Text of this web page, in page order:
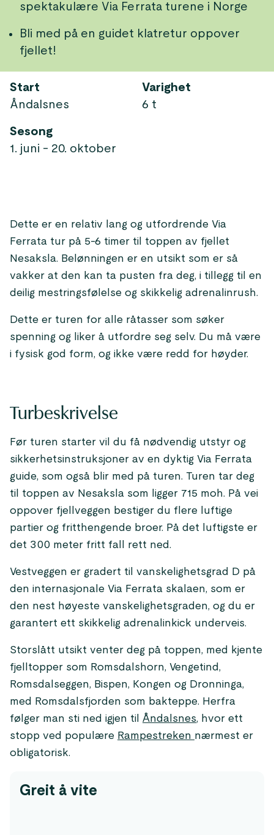
spektakulære Via Ferrata turene i Norge
Bli med på en guidet klatretur oppover
fjellet!
Start
Åndalsnes
Varighet
6 t
Sesong
1. juni - 20. oktober
Dette er en relativ lang og utfordrende Via
Ferrata tur på 5-6 timer til toppen av fjellet
Nesaksla. Belønningen er en utsikt som er så
vakker at den kan ta pusten fra deg, i tillegg til en
deilig mestringsfølelse og skikkelig adrenalinrush.
Dette er turen for alle råtasser som søker
spenning og liker å utfordre seg selv. Du må være
i fysisk god form, og ikke være redd for høyder.
Turbeskrivelse
Før turen starter vil du få nødvendig utstyr og
sikkerhetsinstruksjoner av en dyktig Via Ferrata
guide, som også blir med på turen. Turen tar deg
til toppen av Nesaksla som ligger 715 moh. På vei
oppover fjellveggen bestiger du flere luftige
partier og fritthengende broer. På det luftigste er
det 300 meter fritt fall rett ned.
Vestveggen er gradert til vanskelighetsgrad D på
den internasjonale Via Ferrata skalaen, som er
den nest høyeste vanskelighetsgraden, og du er
garantert ett skikkelig adrenalinkick underveis.
Storslått utsikt venter deg på toppen, med kjente
fjelltopper som Romsdalshorn, Vengetind,
Romsdalseggen, Bispen, Kongen og Dronninga,
med Romsdalsfjorden som bakteppe. Herfra
følger man sti ned igjen til Åndalsnes, hvor ett
stopp ved populære Rampestreken nærmest er
obligatorisk.
Greit å vite